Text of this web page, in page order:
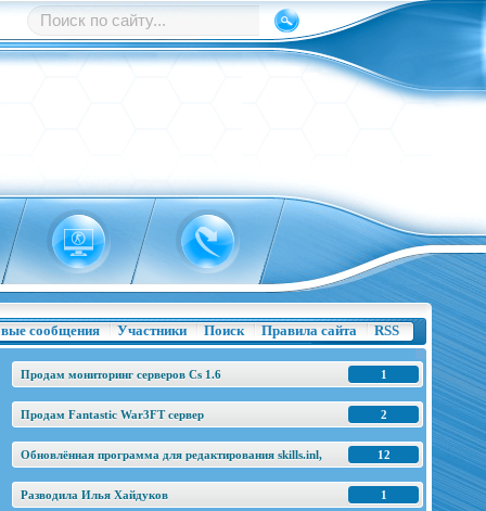
сообщения Участники Поиск Правила сайта RSS
1
Продам мониторинг серверов Cs 1.6
2
Продам Fantastic War3FT сервер
12
Обновлённая программа для редактирования skills.inl,
1
Разводила Илья Хайдуков